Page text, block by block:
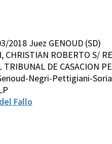
2018 Juez GENOUD (SD)
ROBERTO S/
TRIBUNAL DE CASACION
Negri-Pettigiani-Soria
Fallo